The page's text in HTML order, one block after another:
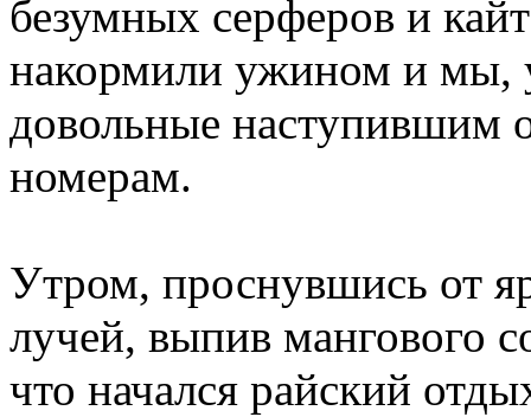
безумных серферов и
накормили ужином и мы,
довольные наступившим
номерам.
Утром, проснувшись от
лучей, выпив мангового
что начался райский